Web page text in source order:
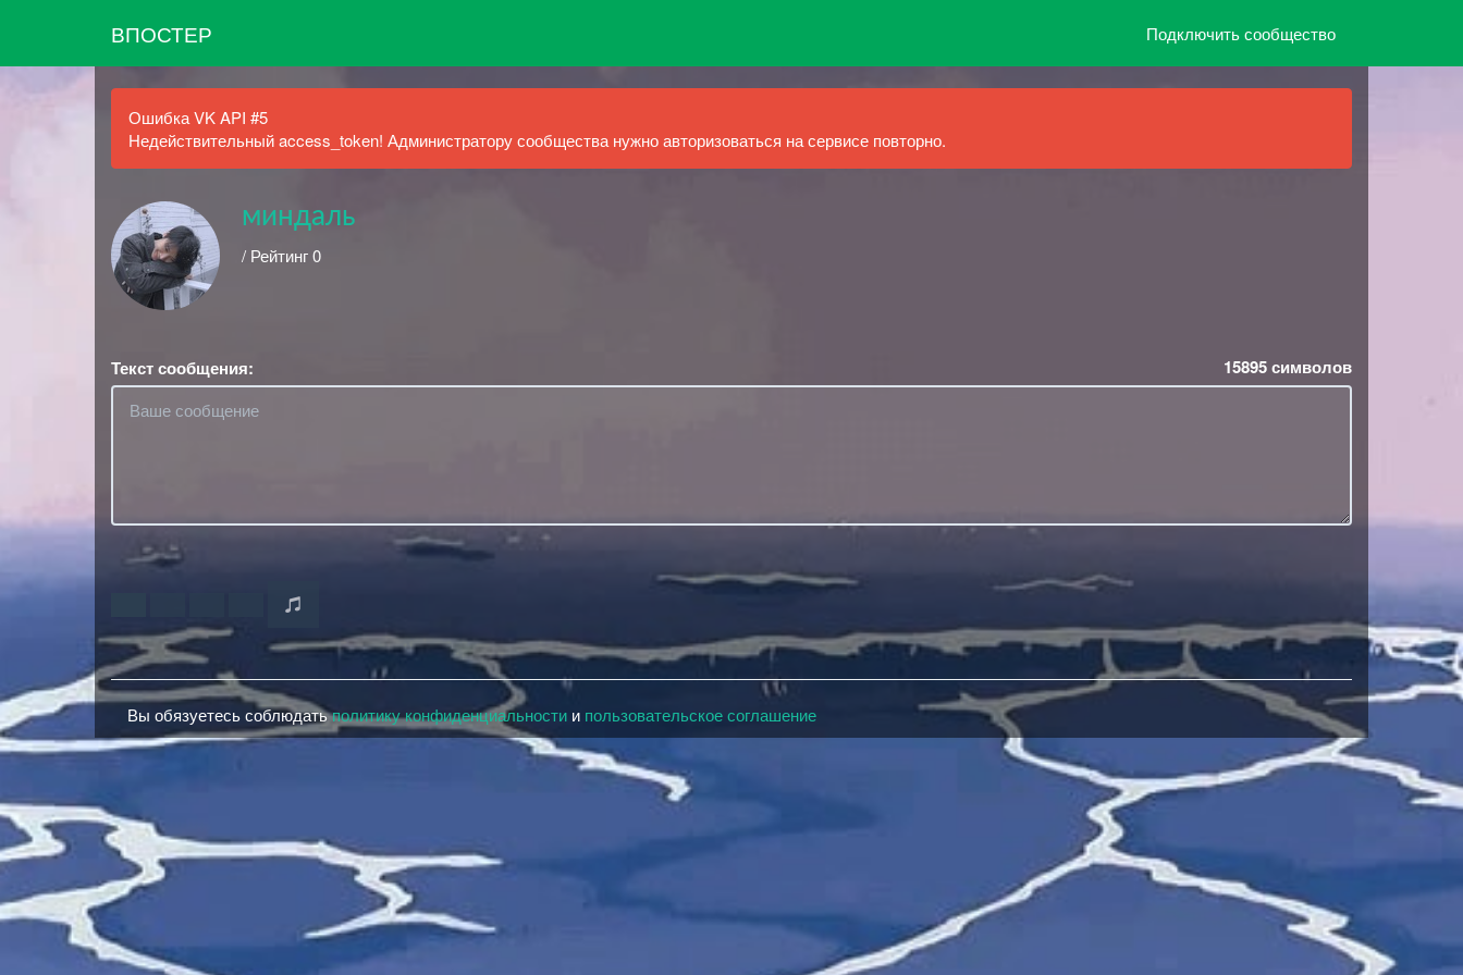
ВПОСТЕР Подключить сообщество
Ошибка VK API #5
Недействительный access_token! Администратору сообщества нужно авторизоваться на сервисе повторно.
миндаль
/ Рейтинг 0
Текст сообщения: 15895символов
Вы обязуетесь соблюдатьполитику конфиденциальности и пользовательское соглашение